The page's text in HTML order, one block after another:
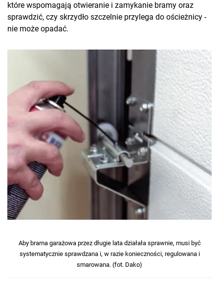
które wspomagają otwieranie i zamykanie bramy oraz
sprawdzić, czy skrzydło szczelnie przylega do ościeżnicy -
nie może opadać.
Aby brama garażowa przez długie lata działała sprawnie, musi być
systematycznie sprawdzana i, w razie konieczności, regulowana i
smarowana. (fot. Dako)